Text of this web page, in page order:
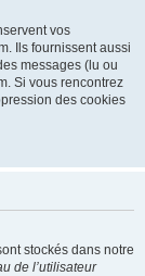
vos
Ils fournissent aussi
messages (lu ou
Si vous rencontrez
des cookies
stockés dans notre
de l’utilisateur